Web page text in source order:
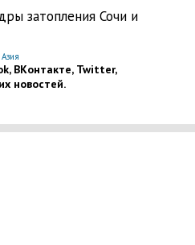
затопления Сочи и
Азия
ВКонтакте, Twitter,
новостей.